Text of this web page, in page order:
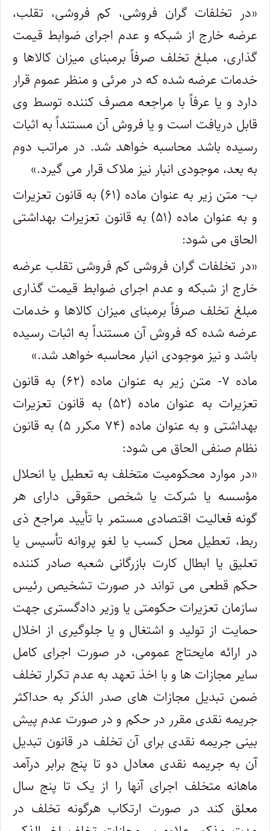
«در تخلفات گران فروشی، کم فروشی، تقلب،
عرضه خارج از شبکه و عدم اجرای ضوابط قیمت
گذاری، مبلغ تخلف صرفاً برمبنای میزان کالاها و
خدمات عرضه شده که در مرئی و منظر عموم قرار
دارد و یا عرفاً با مراجعه مصرف کننده توسط وی
قابل دریافت است و یا فروش آن مستنداً به اثبات
رسیده باشد محاسبه خواهد شد. در مراتب دوم
به بعد، موجودی انبار نیز ملاک قرار می گیرد.»
ب- متن زیر به عنوان ماده (۶۱) به قانون تعزیرات
و به عنوان ماده (۵۱) به قانون تعزیرات بهداشتی
الحاق می شود:
«در تخلفات گران فروشی کم فروشی تقلب عرضه
خارج از شبکه و عدم اجرای ضوابط قیمت گذاری
مبلغ تخلف صرفاً برمبنای میزان کالاها و خدمات
عرضه شده که فروش آن مستنداً به اثبات رسیده
باشد و نیز موجودی انبار محاسبه خواهد شد.»
ماده ۷- متن زیر به عنوان ماده (۶۲) به قانون
تعزیرات به عنوان ماده (۵۲) به قانون تعزیرات
بهداشتی و به عنوان ماده (۷۴ مکرر ۵) به قانون
نظام صنفی الحاق می شود:
«در موارد محکومیت متخلف به تعطیل یا انحلال
مؤسسه یا شرکت یا شخص حقوقی دارای هر
گونه فعالیت اقتصادی مستمر با تأیید مراجع ذی
ربط، تعطیل محل کسب یا لغو پروانه تأسیس یا
تعلیق یا ابطال کارت بازرگانی شعبه صادر کننده
حکم قطعی می تواند در صورت تشخیص رئیس
سازمان تعزیرات حکومتی یا وزیر دادگستری جهت
حمایت از تولید و اشتغال و یا جلوگیری از اخلال
در ارائه مایحتاج عمومی، در صورت اجرای کامل
سایر مجازات ها و با اخذ تعهد به عدم تکرار تخلف
ضمن تبدیل مجازات های صدر الذکر به حداکثر
جریمه نقدی مقرر در حکم و در صورت عدم پیش
بینی جریمه نقدی برای آن تخلف در قانون تبدیل
آن به جریمه نقدی معادل دو تا پنج برابر درآمد
ماهانه متخلف اجرای آنها را از یک تا پنج سال
معلق کند در صورت ارتکاب هرگونه تخلف در